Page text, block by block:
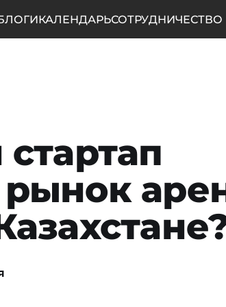
КАЛЕНДАРЬСОТРУДНИЧЕСТВО